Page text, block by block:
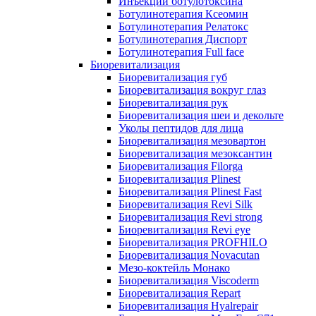
Ботулинотерапия Ксеомин
Ботулинотерапия Релатокс
Ботулинотерапия Диспорт
Ботулинотерапия Full face
Биоревитализация
Биоревитализация губ
Биоревитализация вокруг глаз
Биоревитализация рук
Биоревитализация шеи и декольте
Уколы пептидов для лица
Биоревитализация мезовартон
Биоревитализация мезоксантин
Биоревитализация Filorga
Биоревитализация Plinest
Биоревитализация Plinest Fast
Биоревитализация Revi Silk
Биоревитализация Revi strong
Биоревитализация Revi eye
Биоревитализация PROFHILO
Биоревитализация Novacutan
Мезо-коктейль Монако
Биоревитализация Viscoderm
Биоревитализация Repart
Биоревитализация Hyalrepair